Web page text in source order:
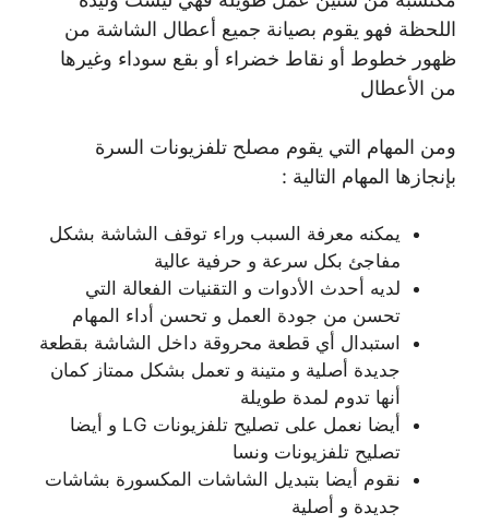
اللحظة فهو يقوم بصيانة جميع أعطال الشاشة من
ظهور خطوط أو نقاط خضراء أو بقع سوداء وغيرها
من الأعطال
ومن المهام التي يقوم مصلح تلفزيونات السرة
بإنجازها المهام التالية :
يمكنه معرفة السبب وراء توقف الشاشة بشكل
مفاجئ بكل سرعة و حرفية عالية
لديه أحدث الأدوات و التقنيات الفعالة التي
تحسن من جودة العمل و تحسن أداء المهام
استبدال أي قطعة محروقة داخل الشاشة بقطعة
جديدة أصلية و متينة و تعمل بشكل ممتاز كمان
أنها تدوم لمدة طويلة
أيضا نعمل على تصليح تلفزيونات LG و أيضا
تصليح تلفزيونات ونسا
نقوم أيضا بتبديل الشاشات المكسورة بشاشات
جديدة و أصلية